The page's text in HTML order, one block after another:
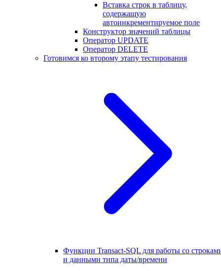
Вставка строк в таблицу,
содержащую
автоинкрементируемое поле
Конструктор значений таблицы
Оператор UPDATE
Оператор DELETE
Готовимся ко второму этапу тестирования
Функции Transact-SQL для работы со
и данными типа даты/времени